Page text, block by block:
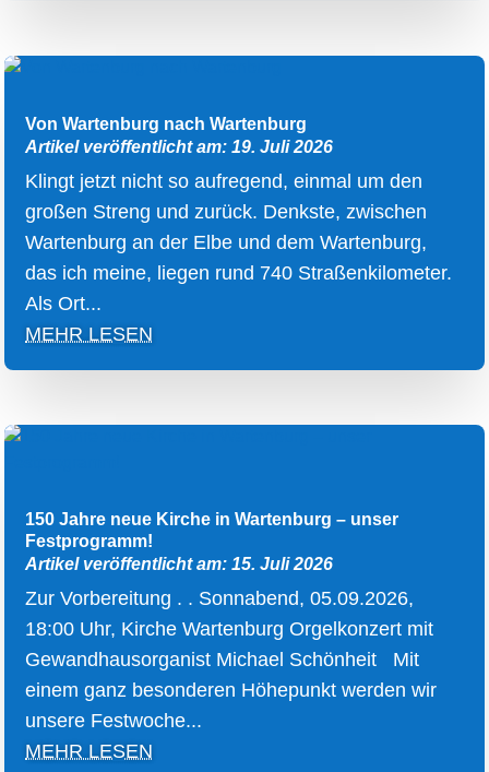
Von Wartenburg nach Wartenburg
Artikel veröffentlicht am: 19. Juli 2026
Klingt jetzt nicht so aufregend, einmal um den
großen Streng und zurück. Denkste, zwischen
Wartenburg an der Elbe und dem Wartenburg,
das ich meine, liegen rund 740 Straßenkilometer.
Als Ort...
MEHR LESEN
150 Jahre neue Kirche in Wartenburg – unser
Festprogramm!
Artikel veröffentlicht am: 15. Juli 2026
Zur Vorbereitung . . Sonnabend, 05.09.2026,
18:00 Uhr, Kirche Wartenburg Orgelkonzert mit
Gewandhausorganist Michael Schönheit Mit
einem ganz besonderen Höhepunkt werden wir
unsere Festwoche...
MEHR LESEN